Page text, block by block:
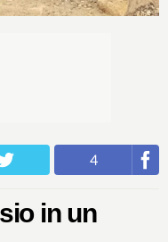
4
in un